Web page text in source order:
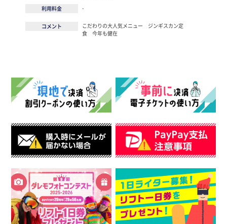
利用料金 -
コメント
こだわりの大人気メニュー ジンギスカン定
食 今年も健在